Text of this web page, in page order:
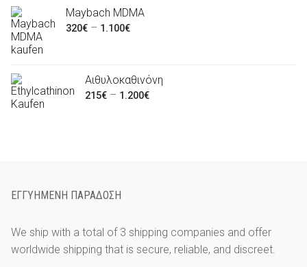
bis
4.200€
Maybach MDMA
320€ – 1.100€Preisspanne:
1.100€
Αιθυλοκαθινόνη
215€ – 1.200€Preisspanne:
ΕΓΓΥΗΜΈΝΗ ΠΑΡΆΔΟΣΗ
We ship with a total of 3 shipping companies and offer
worldwide shipping that is secure, reliable, and discreet.